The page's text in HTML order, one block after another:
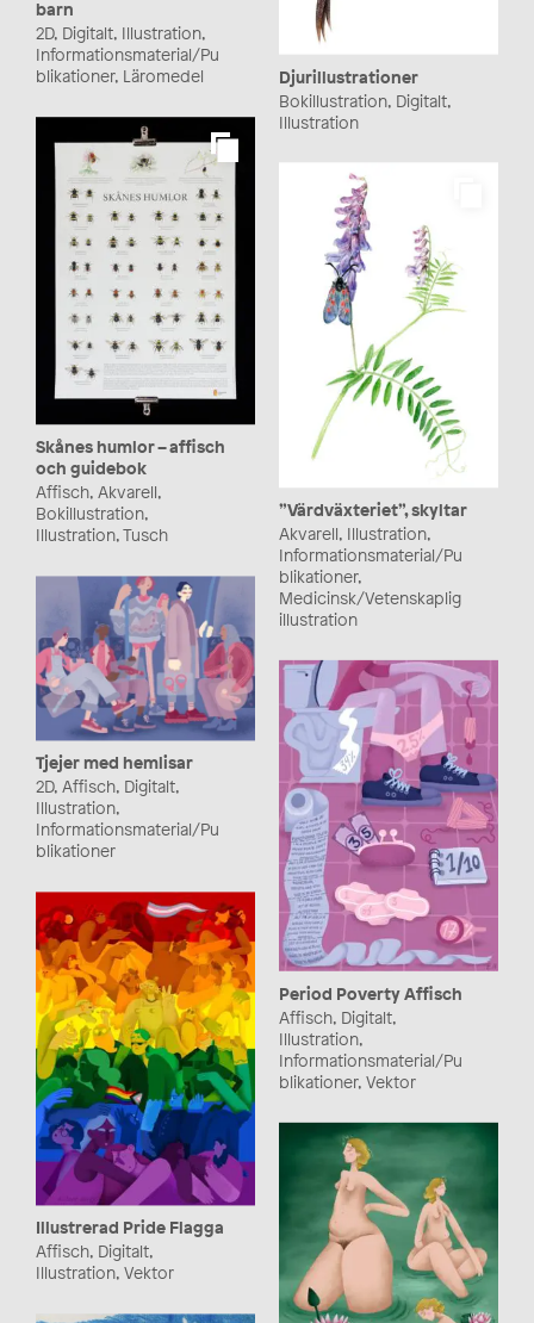
Djurillustrationer
Bokillustration, Digitalt,
Illustration
barn
2D, Digitalt, Illustration,
Informationsmaterial/Pu
blikationer, Läromedel
Skånes humlor – affisch
och guidebok
Affisch, Akvarell,
Bokillustration,
Illustration, Tusch
”Värdväxteriet”, skyltar
Akvarell, Illustration,
Informationsmaterial/Pu
blikationer,
Medicinsk/Vetenskaplig
illustration
Tjejer med hemlisar
2D, Affisch, Digitalt,
Illustration,
Informationsmaterial/Pu
blikationer
Period Poverty Affisch
Affisch, Digitalt,
Illustration,
Informationsmaterial/Pu
blikationer, Vektor
Illustrerad Pride Flagga
Affisch, Digitalt,
Illustration, Vektor